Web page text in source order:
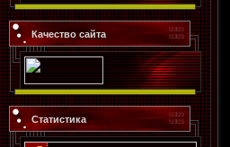
Качество сайта
Статистика